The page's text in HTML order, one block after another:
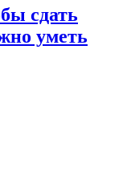
сдать
уметь